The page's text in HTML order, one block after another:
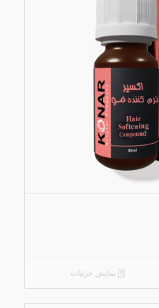
نمایش جزئیات